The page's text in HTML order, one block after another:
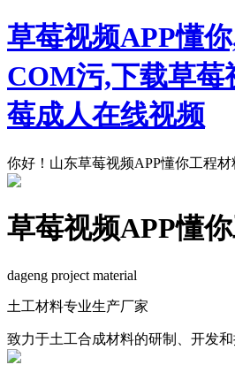
草莓视频APP懂
COM污,下载草莓
莓成人在线视频
你好！山东草莓视频APP懂你工程材料
草莓视频APP懂
dageng project material
土工材料专业生产厂家
致力于土工合成材料的研制、开发和